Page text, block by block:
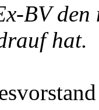
BV den
hat.